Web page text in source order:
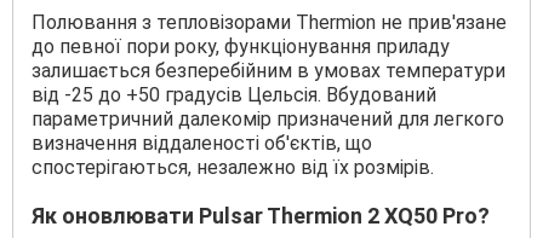
Полювання з тепловізорами Thermion не прив'язане
до певної пори року, функціонування приладу
залишається безперебійним в умовах температури
від -25 до +50 градусів Цельсія. Вбудований
параметричний далекомір призначений для легкого
визначення віддаленості об'єктів, що
спостерігаються, незалежно від їх розмірів.
Як оновлювати Pulsar Thermion 2 XQ50 Pro?